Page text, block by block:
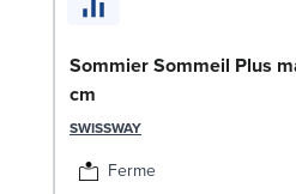
Sommier Sommeil Plus
cm
SWISSWAY
Ferme